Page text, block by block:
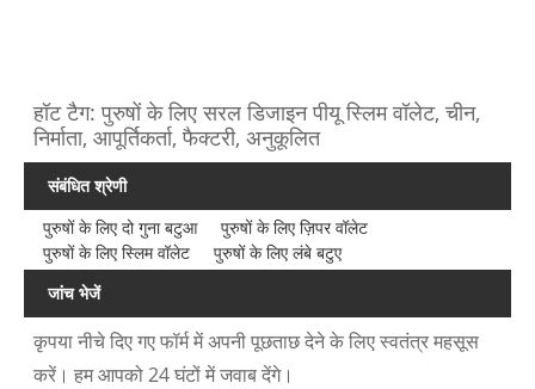
हॉट टैग: पुरुषों के लिए सरल डिजाइन पीयू स्लिम वॉलेट, चीन,
निर्माता, आपूर्तिकर्ता, फैक्टरी, अनुकूलित
संबंधित श्रेणी
पुरुषों के लिए दो गुना बटुआ
पुरुषों के लिए ज़िपर वॉलेट
पुरुषों के लिए स्लिम वॉलेट
पुरुषों के लिए लंबे बटुए
जांच भेजें
कृपया नीचे दिए गए फॉर्म में अपनी पूछताछ देने के लिए स्वतंत्र महसूस
करें। हम आपको 24 घंटों में जवाब देंगे।